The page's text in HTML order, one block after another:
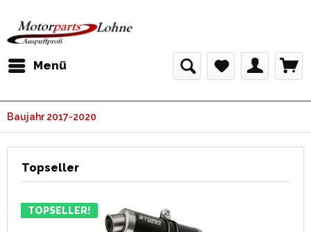
Menü
Baujahr 2017-2020
Topseller
TOPSELLER!